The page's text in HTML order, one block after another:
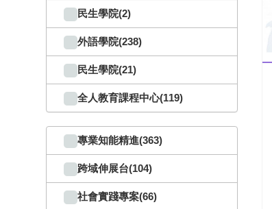
民生學院(2)
外語學院(238)
民生學院(21)
全人教育課程中心(119)
專業知能精進(363)
跨域伸展台(104)
社會實踐專案(66)